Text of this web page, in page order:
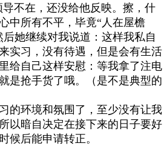
不在，还没给他反映。擦，什
中所有不平，毕竟“人在屋檐
她继续对我说道：这样我私自
实习，没有待遇，但是会有生活
给自己这样安慰：等我拿了注电
是抢手货了哦。（是不是典型的
的环境和氛围了，至少没有让我
以暗自决定在接下来的日子要好
候后能申请转正。